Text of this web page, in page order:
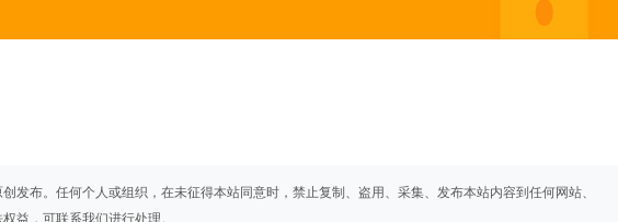
发布。任何个人或组织，在未征得本站同意时，禁止复制、盗用、采集、发布本站内容到任何网站、
益，可联系我们进行处理。